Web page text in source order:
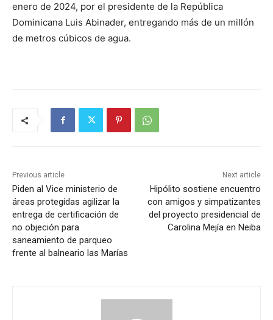
enero de 2024, por el presidente de la República
Dominicana Luis Abinader, entregando más de un millón
de metros cúbicos de agua.
Previous article
Piden al Vice ministerio de
áreas protegidas agilizar la
entrega de certificación de
no objeción para
saneamiento de parqueo
frente al balneario las Marías
Next article
Hipólito sostiene encuentro
con amigos y simpatizantes
del proyecto presidencial de
Carolina Mejía en Neiba